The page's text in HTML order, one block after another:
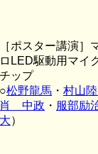
［ポスター講演］
ロLED駆動用マイ
チップ
○松野龍馬 ・ 村山
肖 中政 ・ 服部励
大）